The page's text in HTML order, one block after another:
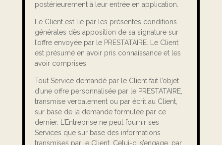
postérieurement à leur entrée en application.
Le Client est lié par les présentes conditions
générales dès apposition de sa signature sur
l’offre envoyée par le PRESTATAIRE. Le Client
est présumé en avoir pris connaissance et les
avoir comprises.
Tout Service demandé par le Client fait l’objet
d’une offre personnalisée par le PRESTATAIRE,
transmise verbalement ou par écrit au Client,
sur base de la demande formulée par ce
dernier. L’Entreprise ne peut fournir ses
Services que sur base des informations
transmises par le Client. Celui-ci s’engage, par